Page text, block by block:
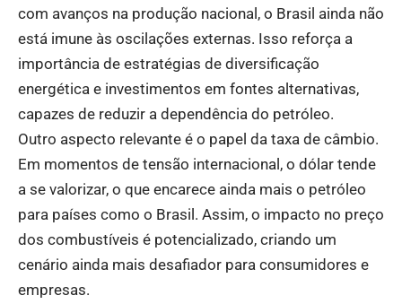
com avanços na produção nacional, o Brasil ainda não
está imune às oscilações externas. Isso reforça a
importância de estratégias de diversificação
energética e investimentos em fontes alternativas,
capazes de reduzir a dependência do petróleo.
Outro aspecto relevante é o papel da taxa de câmbio.
Em momentos de tensão internacional, o dólar tende
a se valorizar, o que encarece ainda mais o petróleo
para países como o Brasil. Assim, o impacto no preço
dos combustíveis é potencializado, criando um
cenário ainda mais desafiador para consumidores e
empresas.